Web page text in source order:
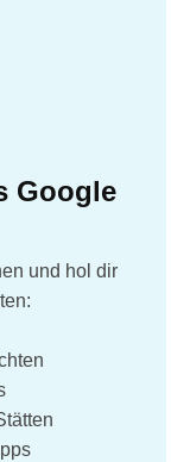
Google
und hol dir